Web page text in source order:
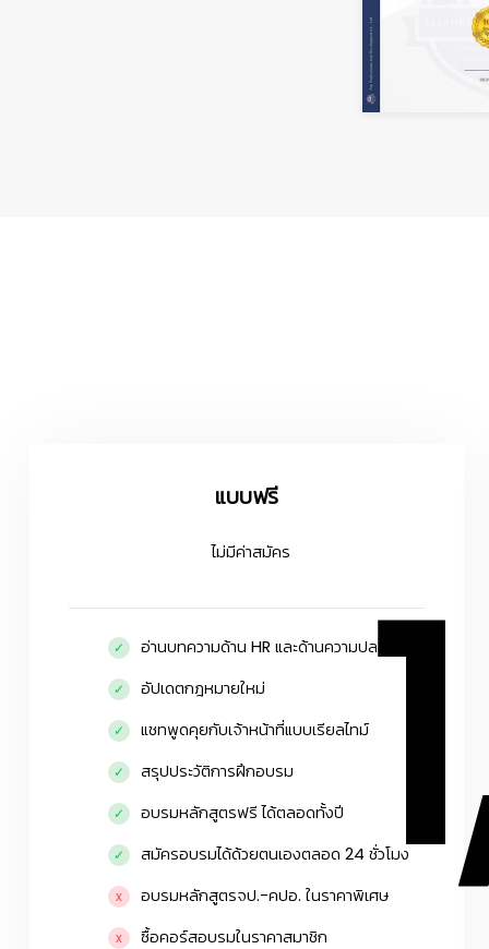
แบบฟรี
ไม่มีค่าสมัคร
อ่านบทความด้าน HR และด้านความปลอดภัย
อัปเดตกฎหมายใหม่
แชทพูดคุยกับเจ้าหน้าที่แบบเรียลไทม์
สรุปประวัติการฝึกอบรม
อบรมหลักสูตรฟรี ได้ตลอดทั้งปี
สมัครอบรมได้ด้วยตนเองตลอด 24 ชั่วโมง
อบรมหลักสูตรจป.-คปอ. ในราคาพิเศษ
ซื้อคอร์สอบรมในราคาสมาชิก